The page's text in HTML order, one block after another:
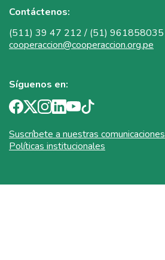
Contáctenos:
(511) 39 47 212 / (51) 961858035
cooperaccion@cooperaccion.org.pe
Síguenos en:
Suscríbete a nuestras comunicaciones
Políticas institucionales